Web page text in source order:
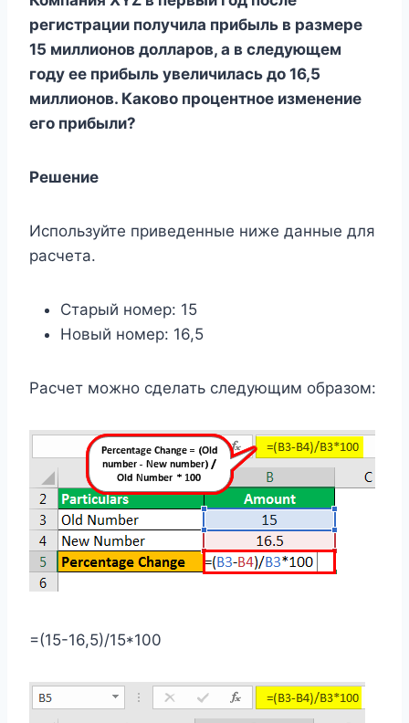
регистрации получила прибыль в размере
15 миллионов долларов, а в следующем
году ее прибыль увеличилась до 16,5
миллионов. Каково процентное изменение
его прибыли?
Решение
Используйте приведенные ниже данные для
расчета.
Старый номер: 15
Новый номер: 16,5
Расчет можно сделать следующим образом:
=(15-16,5)/15*100